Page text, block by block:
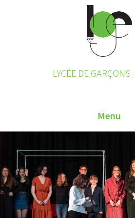
LYCÉE DE GARÇONS
Menu
CONTACT
INSCRIPTIONS 2026
LE LYCÉE